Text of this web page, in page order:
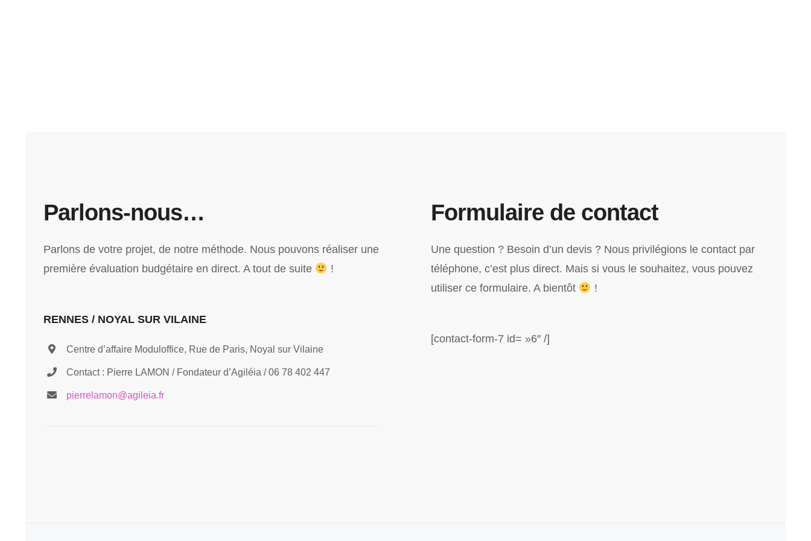
Parlons-nous…
Parlons de votre projet, de notre méthode. Nous pouvons réaliser une
première évaluation budgétaire en direct. A tout de suite
!
RENNES / NOYAL SUR VILAINE
Centre d’affaire Moduloffice, Rue de Paris, Noyal sur Vilaine
Contact : Pierre LAMON / Fondateur d’Agiléia / 06 78 402 447
pierrelamon@agileia.fr
Formulaire de contact
Une question ? Besoin d’un devis ? Nous privilégions le contact par
téléphone, c’est plus direct. Mais si vous le souhaitez, vous pouvez
utiliser ce formulaire. A bientôt
!
[contact-form-7 id= »6″ /]